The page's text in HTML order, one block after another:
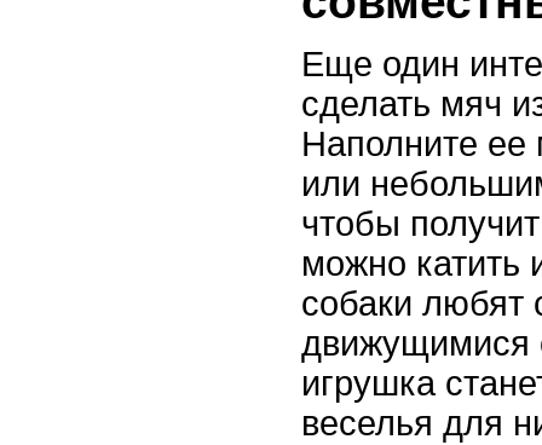
Еще один
сделать мяч
Наполните ее
или
чтобы
можно катить
собаки любят
движущимися
игрушка
веселья для